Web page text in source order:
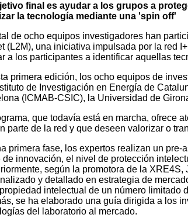
final es ayudar a los grupos a
la tecnología mediante una 'spin off'
de ocho equipos investigadores han
(L2M), una iniciativa impulsada por la red
a los participantes a identificar aquellas
primera edición, los ocho equipos de
de Investigación en Energía de
(ICMAB-CSIC), la Universidad de
que todavía está en marcha, ofrece
parte de la red y que deseen valorizar o
primera fase, los expertos realizan un
de innovación, el nivel de protección
según la promotora de la
y detallado en estrategia de
intelectual de un número limitado
se ha elaborado una guía dirigida a los
del laboratorio al mercado.